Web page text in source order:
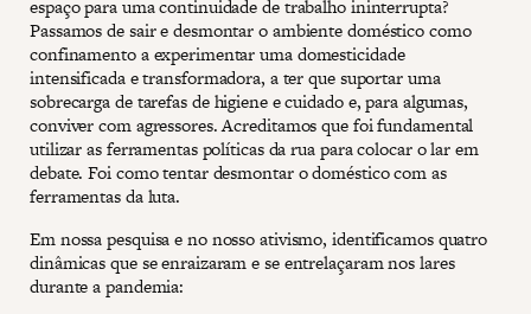
espaço para uma continuidade de trabalho ininterrupta?
Passamos de sair e desmontar o ambiente doméstico como
confinamento a experimentar uma domesticidade
intensificada e transformadora, a ter que suportar uma
sobrecarga de tarefas de higiene e cuidado e, para algumas,
conviver com agressores. Acreditamos que foi fundamental
utilizar as ferramentas políticas da rua para colocar o lar em
debate. Foi como tentar desmontar o doméstico com as
ferramentas da luta.
Em nossa pesquisa e no nosso ativismo, identificamos quatro
dinâmicas que se enraizaram e se entrelaçaram nos lares
durante a pandemia: